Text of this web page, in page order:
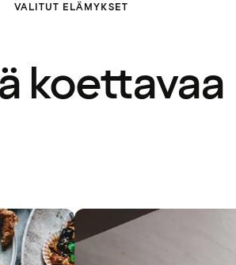
VALITUT ELÄMYKSET
koettavaa